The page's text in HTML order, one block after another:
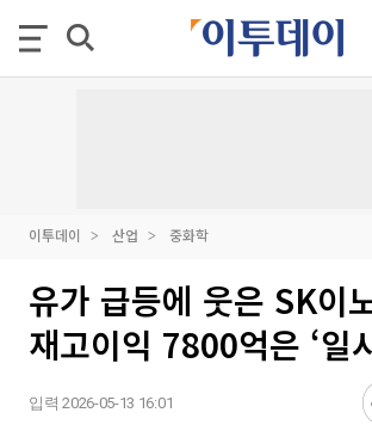
이투데이 산업 중화학
유가 급등에 웃은 SK이
재고이익 7800억은 ‘일
입력 2026-05-13 16:01